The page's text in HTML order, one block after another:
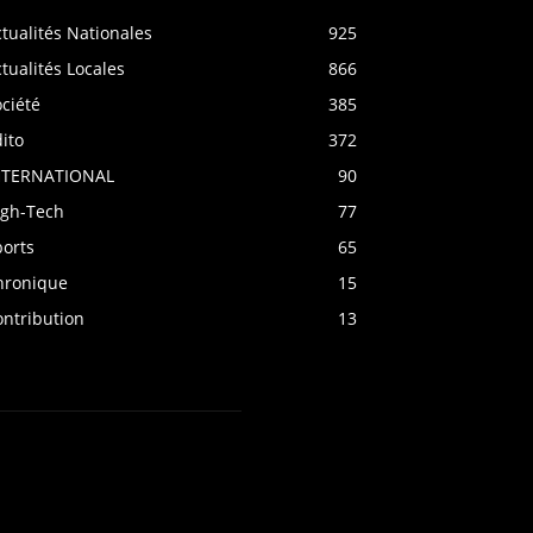
Nationales
925
Locales
866
385
372
90
Tech
77
65
15
13